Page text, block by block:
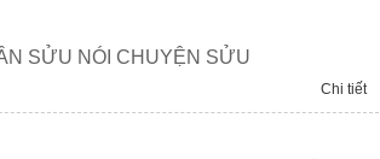
SỬU NÓI CHUYỆN SỬU
Chi tiết